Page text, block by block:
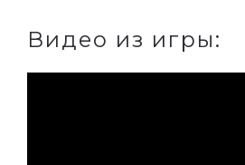
Видео из игры: